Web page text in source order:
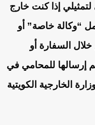
إذا كنت خارج
“وكالة خاصة” أو
السفارة أو
ثم إرسالها للمحامي في
الخارجية الكويتية